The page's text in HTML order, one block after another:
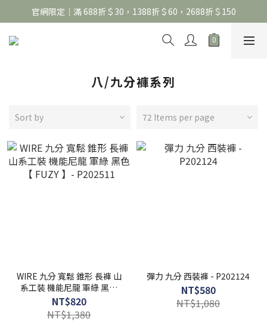
官網限定｜滿 688折＄30，1388折＄60，2688折＄150
官網限定｜滿 688折＄30，1388折＄60，2688折＄150
United Athle系列｜註冊會員299免運
八/九分褲系列
Sort by 72 Items per page
WIRE 九分 寬鬆 錐形 長褲 山
系工裝 機能尼龍 軍綠 黑色
【 FUZY 】- P202511
NT$820
NT$1,380
彈力 九分 西裝褲 - P202124
NT$580
NT$1,080